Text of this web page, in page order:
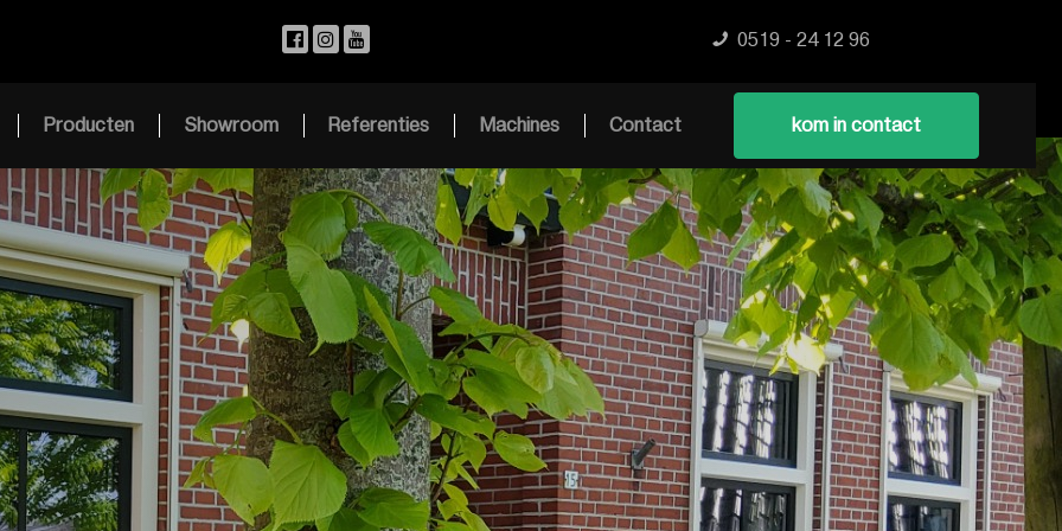
0519 - 24 12 96
Producten Showroom Referenties Machines Contact kom in contact